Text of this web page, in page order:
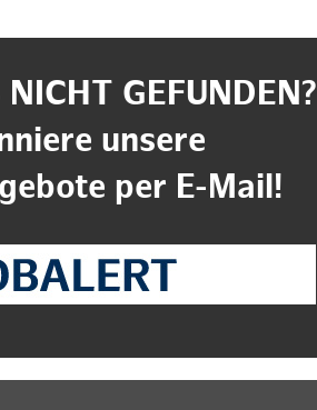
GEFUNDEN?
unsere
per E-Mail!